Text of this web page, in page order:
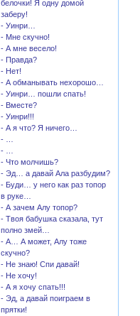
белочки! Я одну домой
заберу!
- Уинри…
- Мне скучно!
- А мне весело!
- Правда?
- Нет!
- А обманывать нехорошо…
- Уинри… пошли спать!
- Вместе?
- Уинри!!!
- А я что? Я ничего…
- …
- …
- Что молчишь?
- Эд… а давай Ала разбудим?
- Буди… у него как раз топор
в руке…
- А зачем Алу топор?
- Твоя бабушка сказала, тут
полно змей…
- А… А может, Алу тоже
скучно?
- Не знаю! Спи давай!
- Не хочу!
- А я хочу спать!!!
- Эд, а давай поиграем в
прятки!